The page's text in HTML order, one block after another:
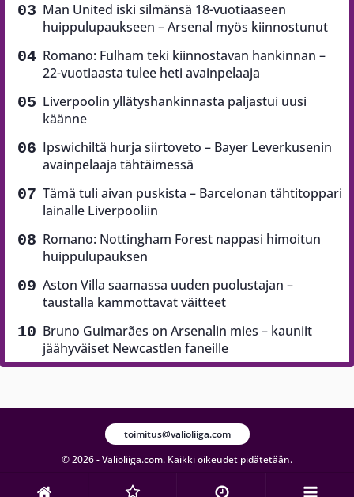
Man United iski silmänsä 18-vuotiaaseen
huippulupaukseen – Arsenal myös kiinnostunut
Romano: Fulham teki kiinnostavan hankinnan –
22-vuotiaasta tulee heti avainpelaaja
Liverpoolin yllätyshankinnasta paljastui uusi
käänne
Ipswichiltä hurja siirtoveto – Bayer Leverkusenin
avainpelaaja tähtäimessä
Tämä tuli aivan puskista – Barcelonan tähtitoppari
lainalle Liverpooliin
Romano: Nottingham Forest nappasi himoitun
huippulupauksen
Aston Villa saamassa uuden puolustajan –
taustalla kammottavat väitteet
Bruno Guimarães on Arsenalin mies – kauniit
jäähyväiset Newcastlen faneille
© 2026 - Valioliiga.com. Kaikki oikeudet pidätetään.
toimitus@valioliiga.com